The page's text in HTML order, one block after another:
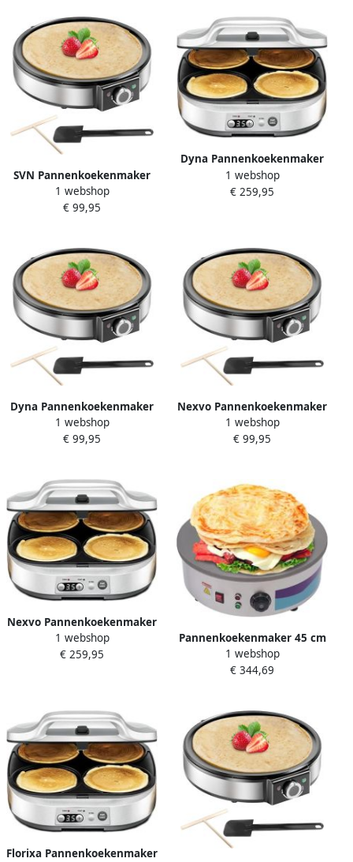
SVN Pannenkoekenmaker
Pancake maker Pannenkoek
Zilver ‎‎33cm x 37cm x 11cm
1 webshop
€ 99,95
Dyna Pannenkoekenmaker
Pancake maker Pannenkoek
Zilver ‎32cm x 37cm x 13cm
1 webshop
€ 259,95
Dyna Pannenkoekenmaker
Pancake maker Pannenkoek
Zilver ‎‎33cm x 37cm x 11cm
1 webshop
€ 99,95
Nexvo Pannenkoekenmaker
Pancake maker Pannenkoek
Zilver ‎‎33cm x 37cm x 11cm;
1 webshop
€ 99,95
Nexvo Pannenkoekenmaker
Pancake maker Pannenkoek
Zilver ‎32cm x 37cm x 13 cm
1 webshop
€ 259,95
Pannenkoekenmaker 45 cm
Professionele crêpemaker
voor crêpes galettes
1 webshop
€ 344,69
Florixa Pannenkoekenmaker